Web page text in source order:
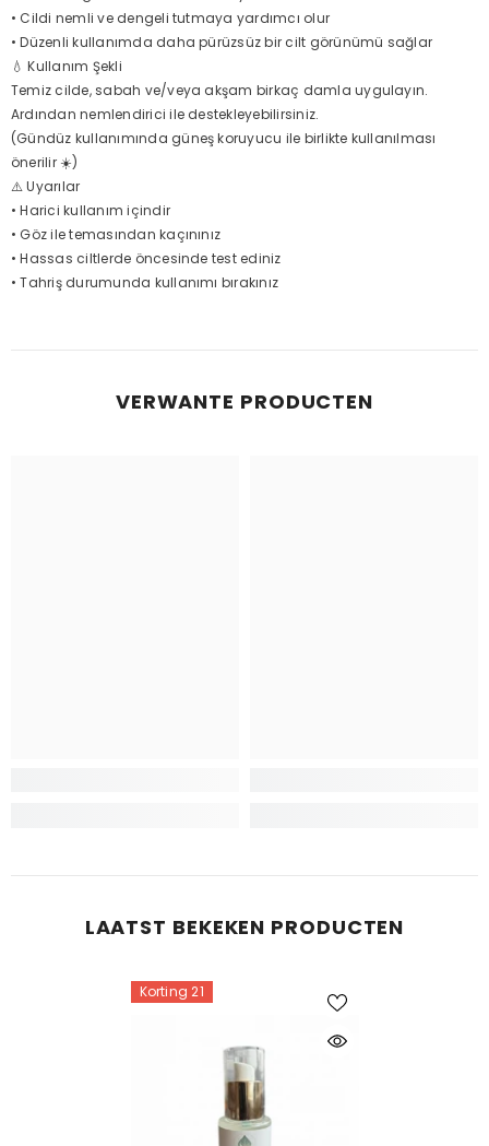
• Cildi nemli ve dengeli tutmaya yardımcı olur
• Düzenli kullanımda daha pürüzsüz bir cilt görünümü sağlar
💧 Kullanım Şekli
Temiz cilde, sabah ve/veya akşam birkaç damla uygulayın.
Ardından nemlendirici ile destekleyebilirsiniz.
(Gündüz kullanımında güneş koruyucu ile birlikte kullanılması
önerilir ☀️)
⚠️ Uyarılar
• Harici kullanım içindir
• Göz ile temasından kaçınınız
• Hassas ciltlerde öncesinde test ediniz
• Tahriş durumunda kullanımı bırakınız
VERWANTE PRODUCTEN
LAATST BEKEKEN PRODUCTEN
Korting 21